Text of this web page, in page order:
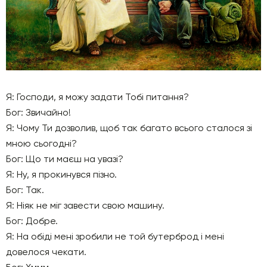
Я: Господи, я можу задати Тобі питання?
Бог: Звичайно!
Я: Чому Ти дозволив, щоб так багато всього сталося зі
мною сьогодні?
Бог: Що ти маєш на увазі?
Я: Ну, я прокинувся пізно.
Бог: Так.
Я: Ніяк не міг завести свою машину.
Бог: Добре.
Я: На обіді мені зробили не той бутерброд і мені
довелося чекати.